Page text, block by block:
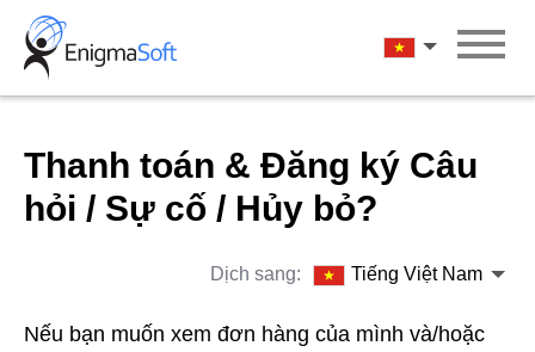
Skip
content
Tiếng Việt
Thanh toán & Đăng ký Câu
hỏi / Sự cố / Hủy bỏ?
Dịch sang: Tiếng Việt Nam
Nếu bạn muốn xem đơn hàng của mình và/hoặc